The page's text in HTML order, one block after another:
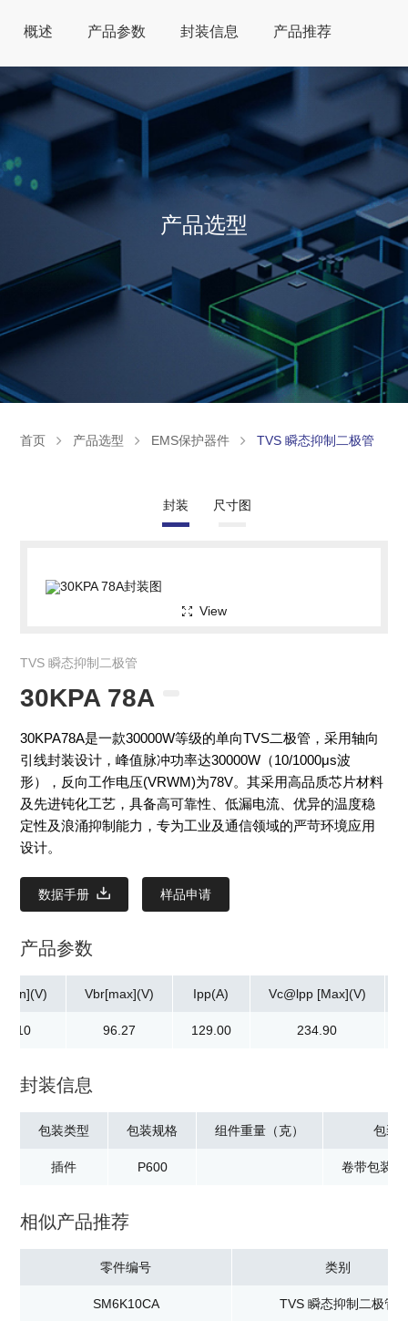
产品选型
首页 产品选型 EMS保护器件 TVS 瞬态抑制二极管
概述 产品参数 封装信息 产品推荐
封装 尺寸图
View
TVS 瞬态抑制二极管
30KPA 78A
30KPA78A是一款30000W等级的单向TVS二极管，采用轴向
引线封装设计，峰值脉冲功率达30000W（10/1000μs波
形），反向工作电压(VRWM)为78V。其采用高品质芯片材料
及先进钝化工艺，具备高可靠性、低漏电流、优异的温度稳
定性及浪涌抑制能力，专为工业及通信领域的严苛环境应用
设计。
数据手册 样品申请
产品参数
Vbr[max](V)
96.27
Ipp(A)
129.00
Vc@lpp [Max](V)
234.90
封装信息
包装类型
插件
包装规格
P600
组件重量（克） 包装
卷带包装
相似产品推荐
零件编号 类别
SM6K10CA TVS 瞬态抑制二极管